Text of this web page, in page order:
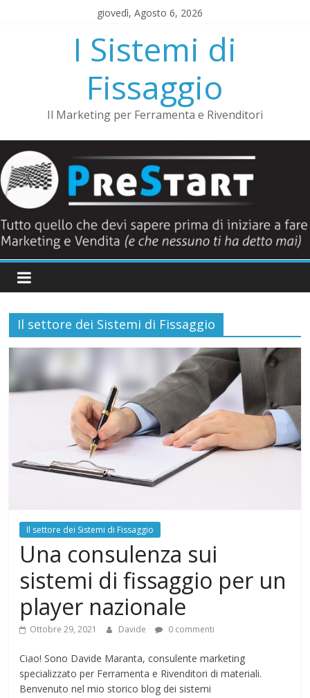
giovedì, Agosto 6, 2026
I Sistemi di
Fissaggio
Il Marketing per Ferramenta e Rivenditori
Il settore dei Sistemi di Fissaggio
Il settore dei Sistemi di Fissaggio
Una consulenza sui
sistemi di fissaggio per un
player nazionale
Ottobre 29, 2021 Davide 0 commenti
Ciao! Sono Davide Maranta, consulente marketing
specializzato per Ferramenta e Rivenditori di materiali.
Benvenuto nel mio storico blog dei sistemi